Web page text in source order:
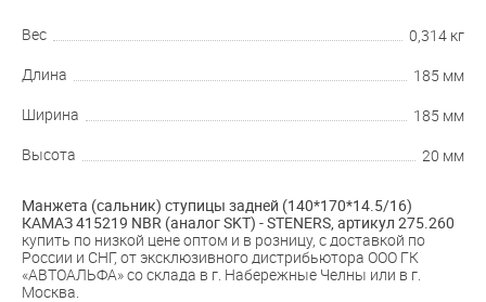
Вес 0,314 кг
Длина 185 мм
Ширина 185 мм
Высота 20 мм
Манжета (сальник) ступицы задней (140*170*14.5/16)
КАМАЗ 415219 NBR (аналог SKT) - STENERS, артикул 275.260
купить по низкой цене оптом и в розницу, с доставкой по
России и СНГ, от эксклюзивного дистрибьютора ООО ГК
«АВТОАЛЬФА» со склада в г. Набережные Челны или в г.
Москва.